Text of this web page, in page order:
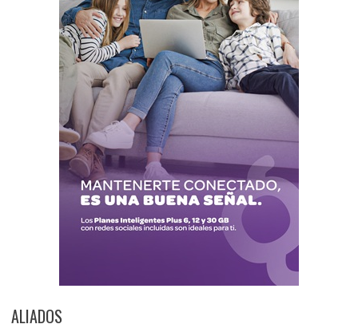
ALIADOS